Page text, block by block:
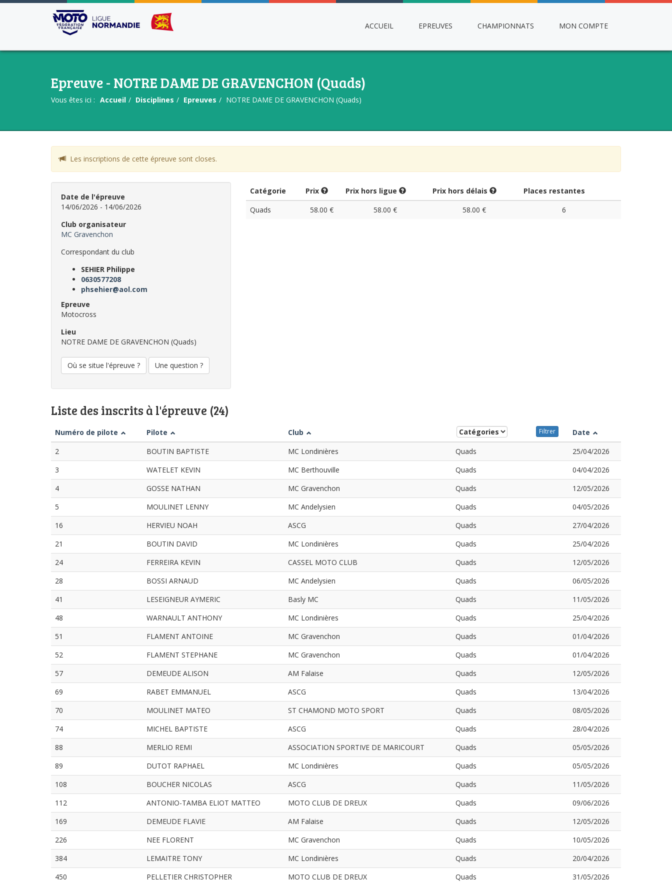
ACCUEIL EPREUVES CHAMPIONNATS MON COMPTE
Epreuve - NOTRE DAME DE GRAVENCHON (Quads)
Vous êtes ici : Accueil Disciplines Epreuves NOTRE DAME DE GRAVENCHON (Quads)
Les inscriptions de cette épreuve sont closes.
Date de l'épreuve
14/06/2026 - 14/06/2026
Club organisateur
MC Gravenchon
Correspondant du club
SEHIER Philippe
0630577208
phsehier@aol.com
Epreuve
Motocross
Lieu
NOTRE DAME DE GRAVENCHON (Quads)
Où se situe l'épreuve ? Une question ?
Catégorie Prix Prix hors ligue Prix hors délais
Places restantes
Quads
58.00 € 58.00 € 58.00 € 6
Liste des inscrits à l'épreuve (24)
Numéro de pilote Pilote Club Filtrer
Date
2
BOUTIN BAPTISTE MC Londinières Quads
25/04/2026
3
WATELET KEVIN MC Berthouville Quads
04/04/2026
4
GOSSE NATHAN MC Gravenchon Quads
12/05/2026
5
MOULINET LENNY MC Andelysien Quads
04/05/2026
16
HERVIEU NOAH ASCG Quads
27/04/2026
21
BOUTIN DAVID MC Londinières Quads
25/04/2026
24
FERREIRA KEVIN CASSEL MOTO CLUB Quads
12/05/2026
28
BOSSI ARNAUD MC Andelysien Quads
06/05/2026
41
LESEIGNEUR AYMERIC Basly MC Quads
11/05/2026
48
WARNAULT ANTHONY MC Londinières Quads
25/04/2026
51
FLAMENT ANTOINE MC Gravenchon Quads
01/04/2026
52
FLAMENT STEPHANE MC Gravenchon Quads
01/04/2026
57
DEMEUDE ALISON AM Falaise Quads
12/05/2026
69
RABET EMMANUEL ASCG Quads
13/04/2026
70
MOULINET MATEO ST CHAMOND MOTO SPORT Quads
08/05/2026
74
MICHEL BAPTISTE ASCG Quads
28/04/2026
88
MERLIO REMI ASSOCIATION SPORTIVE DE MARICOURT Quads
05/05/2026
89
DUTOT RAPHAEL MC Londinières Quads
05/05/2026
108
BOUCHER NICOLAS ASCG Quads
11/05/2026
112
ANTONIO-TAMBA ELIOT MATTEO MOTO CLUB DE DREUX Quads
09/06/2026
169
DEMEUDE FLAVIE AM Falaise Quads
12/05/2026
226
NEE FLORENT MC Gravenchon Quads
10/05/2026
384
LEMAITRE TONY MC Londinières Quads
20/04/2026
450
PELLETIER CHRISTOPHER MOTO CLUB DE DREUX Quads 31/05/2026